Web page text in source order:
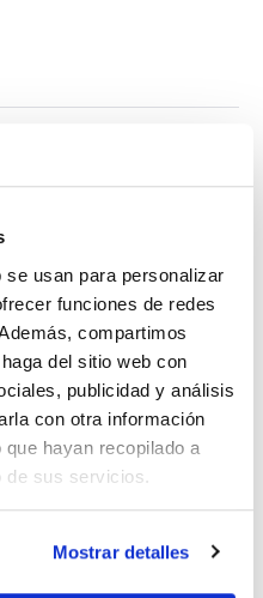
usan para personalizar
funciones de redes
compartimos
del sitio web con
publicidad y análisis
con otra información
hayan recopilado a
de sus servicios.
Mostrar detalles
descargas
esta imagen son